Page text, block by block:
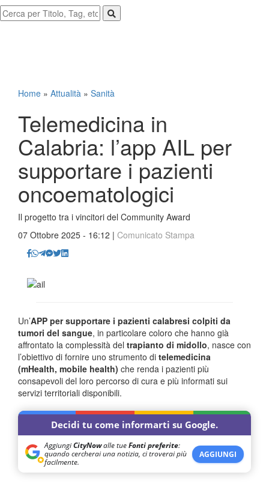
Home » Attualità » Sanità
Telemedicina in
Calabria: l’app AIL per
supportare i pazienti
oncoematologici
Il progetto tra i vincitori del Community Award
07 Ottobre 2025 - 16:12 | Comunicato Stampa
Un’APP per supportare i pazienti calabresi colpiti da
tumori del sangue, in particolare coloro che hanno già
affrontato la complessità del trapianto di midollo, nasce con
l’obiettivo di fornire uno strumento di telemedicina
(mHealth, mobile health) che renda i pazienti più
consapevoli del loro percorso di cura e più informati sui
servizi territoriali disponibili.
Decidi tu come informarti su Google.
AggiungiCityNowalle tueFonti preferite:
quando cercherai una notizia, ci troverai più
facilmente.
AGGIUNGI